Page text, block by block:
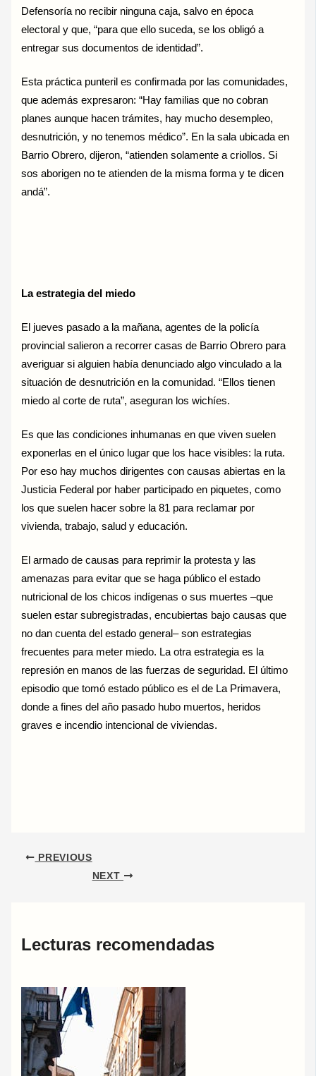
Defensoría no recibir ninguna caja, salvo en época
electoral y que, “para que ello suceda, se los obligó a
entregar sus documentos de identidad”.
Esta práctica punteril es confirmada por las comunidades,
que además expresaron: “Hay familias que no cobran
planes aunque hacen trámites, hay mucho desempleo,
desnutrición, y no tenemos médico”. En la sala ubicada en
Barrio Obrero, dijeron, “atienden solamente a criollos. Si
sos aborigen no te atienden de la misma forma y te dicen
andá”.
La estrategia del miedo
El jueves pasado a la mañana, agentes de la policía
provincial salieron a recorrer casas de Barrio Obrero para
averiguar si alguien había denunciado algo vinculado a la
situación de desnutrición en la comunidad. “Ellos tienen
miedo al corte de ruta”, aseguran los wichíes.
Es que las condiciones inhumanas en que viven suelen
exponerlas en el único lugar que los hace visibles: la ruta.
Por eso hay muchos dirigentes con causas abiertas en la
Justicia Federal por haber participado en piquetes, como
los que suelen hacer sobre la 81 para reclamar por
vivienda, trabajo, salud y educación.
El armado de causas para reprimir la protesta y las
amenazas para evitar que se haga público el estado
nutricional de los chicos indígenas o sus muertes –que
suelen estar subregistradas, encubiertas bajo causas que
no dan cuenta del estado general– son estrategias
frecuentes para meter miedo. La otra estrategia es la
represión en manos de las fuerzas de seguridad. El último
episodio que tomó estado público es el de La Primavera,
donde a fines del año pasado hubo muertos, heridos
graves e incendio intencional de viviendas.
PREVIOUS
NEXT
Lecturas recomendadas